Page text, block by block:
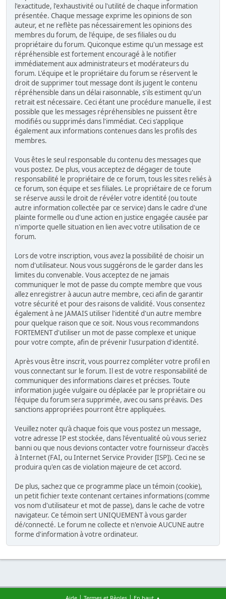
l'exactitude, l'exhaustivité ou l'utilité de chaque information
présentée. Chaque message exprime les opinions de son
auteur, et ne reflète pas nécessairement les opinions des
membres du forum, de l'équipe, de ses filiales ou du
propriétaire du forum. Quiconque estime qu'un message est
répréhensible est fortement encouragé à le notifier
immédiatement aux administrateurs et modérateurs du
forum. L'équipe et le propriétaire du forum se réservent le
droit de supprimer tout message dont ils jugent le contenu
répréhensible dans un délai raisonnable, s'ils estiment qu'un
retrait est nécessaire. Ceci étant une procédure manuelle, il est
possible que les messages répréhensibles ne puissent être
modifiés ou supprimés dans l'immédiat. Ceci s'applique
également aux informations contenues dans les profils des
membres.
Vous êtes le seul responsable du contenu des messages que
vous postez. De plus, vous acceptez de dégager de toute
responsabilité le propriétaire de ce forum, tous les sites reliés à
ce forum, son équipe et ses filiales. Le propriétaire de ce forum
se réserve aussi le droit de révéler votre identité (ou toute
autre information collectée par ce service) dans le cadre d'une
plainte formelle ou d'une action en justice engagée causée par
n'importe quelle situation en lien avec votre utilisation de ce
forum.
Lors de votre inscription, vous avez la possibilité de choisir un
nom d'utilisateur. Nous vous suggérons de le garder dans les
limites du convenable. Vous acceptez de ne jamais
communiquer le mot de passe du compte membre que vous
allez enregistrer à aucun autre membre, ceci afin de garantir
votre sécurité et pour des raisons de validité. Vous consentez
également à ne JAMAIS utiliser l'identité d'un autre membre
pour quelque raison que ce soit. Nous vous recommandons
FORTEMENT d'utiliser un mot de passe complexe et unique
pour votre compte, afin de prévenir l'usurpation d'identité.
Après vous être inscrit, vous pourrez compléter votre profil en
vous connectant sur le forum. Il est de votre responsabilité de
communiquer des informations claires et précises. Toute
information jugée vulgaire ou déplacée par le propriétaire ou
l'équipe du forum sera supprimée, avec ou sans préavis. Des
sanctions appropriées pourront être appliquées.
Veuillez noter qu'à chaque fois que vous postez un message,
votre adresse IP est stockée, dans l'éventualité où vous seriez
banni ou que nous devions contacter votre fournisseur d'accès
à Internet (FAI, ou Internet Service Provider [ISP]). Ceci ne se
produira qu'en cas de violation majeure de cet accord.
De plus, sachez que ce programme place un témoin (cookie),
un petit fichier texte contenant certaines informations (comme
vos nom d'utilisateur et mot de passe), dans le cache de votre
navigateur. Ce témoin sert UNIQUEMENT à vous garder
dé/connecté. Le forum ne collecte et n'envoie AUCUNE autre
forme d'information à votre ordinateur.